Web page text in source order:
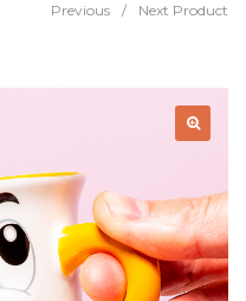
Previous / Next Product